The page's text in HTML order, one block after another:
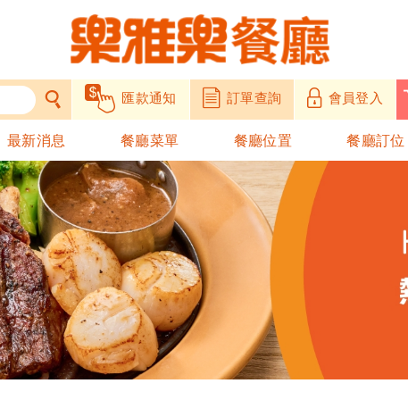
匯款通知 訂單查詢 會員登入
最新消息 餐廳菜單 餐廳位置 餐廳訂位